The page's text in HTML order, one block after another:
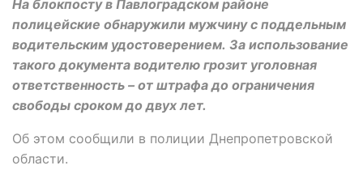
На блокпосту в Павлоградском районе
полицейские обнаружили мужчину с поддельным
водительским удостоверением. За использование
такого документа водителю грозит уголовная
ответственность – от штрафа до ограничения
свободы сроком до двух лет.
Об этом сообщили в полиции Днепропетровской
области.